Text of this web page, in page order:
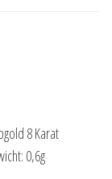
8 Karat
0,6g